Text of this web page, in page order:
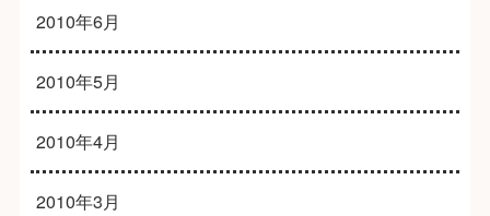
2010年6月
2010年5月
2010年4月
2010年3月